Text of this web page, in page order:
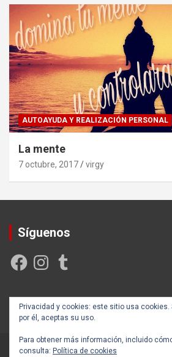
AUTOAYUDA Y REALIZACIÓN PERSONAL
La mente
7 octubre, 2017 virgy
Síguenos
FacebookInstagramTumblr
Privacidad y cookies: este sitio usa
por él, aceptas su uso.
Para obtener más información, incluido
consulta: Política de cookies
Creada y posicionada por Rogama